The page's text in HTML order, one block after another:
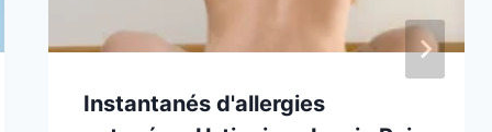
Instantanés d'allergies